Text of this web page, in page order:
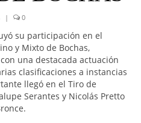
| 0
su participación en el
y Mixto de Bochas,
una destacada actuación
clasificaciones a instancias
llegó en el Tiro de
Serantes y Nicolás Pretto